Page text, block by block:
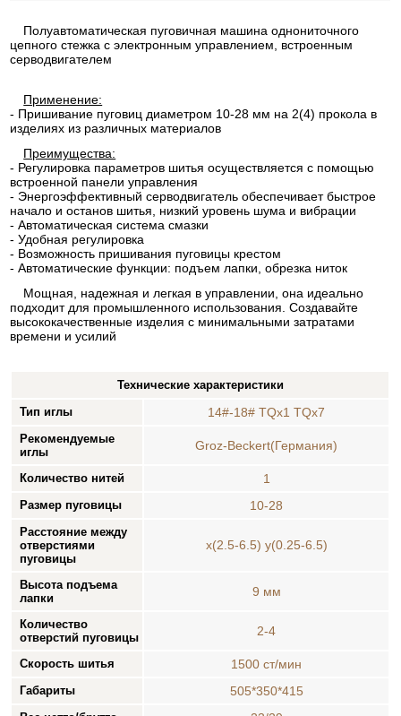
Полуавтоматическая пуговичная машина однониточного
цепного стежка с электронным управлением, встроенным
серводвигателем
Применение:
- Пришивание пуговиц диаметром 10-28 мм на 2(4) прокола в
изделиях из различных материалов
Преимущества:
- Регулировка параметров шитья осуществляется с помощью
встроенной панели управления
- Энергоэффективный серводвигатель обеспечивает быстрое
начало и останов шитья, низкий уровень шума и вибрации
- Автоматическая система смазки
- Удобная регулировка
- Возможность пришивания пуговицы крестом
- Автоматические функции: подъем лапки, обрезка ниток
Мощная, надежная и легкая в управлении, она идеально
подходит для промышленного использования. Создавайте
высококачественные изделия с минимальными затратами
времени и усилий
Технические характеристики
Тип иглы
14#-18# TQx1 TQx7
Рекомендуемые
иглы
Groz-Beckert(Германия)
Количество нитей 1
Размер пуговицы 10-28
Расстояние между
отверстиями
пуговицы
x(2.5-6.5) y(0.25-6.5)
Высота подъема
лапки
9 мм
Количество
отверстий пуговицы
2-4
Скорость шитья 1500 ст/мин
Габариты 505*350*415